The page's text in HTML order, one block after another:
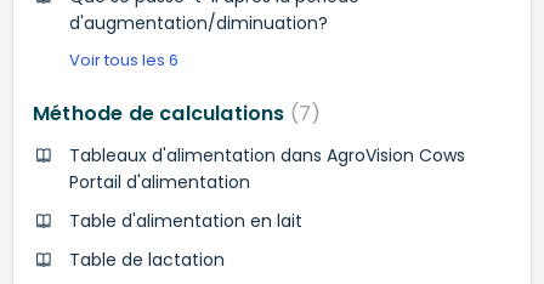
d'augmentation/diminuation?
Voir tous les 6
Méthode de calculations 7
Tableaux d'alimentation dans AgroVision Cows
Portail d'alimentation
Table d'alimentation en lait
Table de lactation